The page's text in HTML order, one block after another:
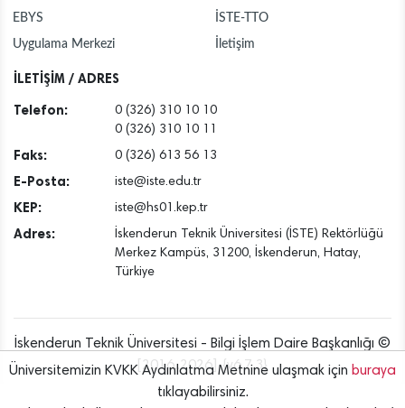
EBYS
Uygulama Merkezi
İSTE-TTO
İletişim
İLETİŞİM / ADRES
Telefon:
0 (326) 310 10 10
0 (326) 310 10 11
Faks: 0 (326) 613 56 13
E-Posta: iste@iste.edu.tr
KEP: iste@hs01.kep.tr
Adres:
İskenderun Teknik Üniversitesi (İSTE) Rektörlüğü
Merkez Kampüs, 31200, İskenderun, Hatay,
Türkiye
İskenderun Teknik Üniversitesi - Bilgi İşlem Daire Başkanlığı ©
[2016..2026] {v6.7.3}
Üniversitemizin KVKK Aydınlatma Metnine ulaşmak için buraya
tıklayabilirsiniz.